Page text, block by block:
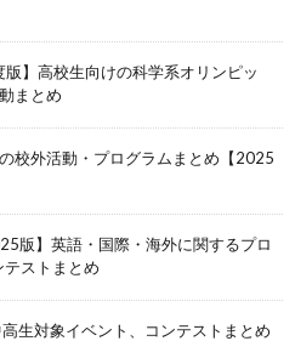
版】高校生向けの科学系オリンピッ
まとめ
校外活動・プログラムまとめ【2025
版】英語・国際・海外に関するプロ
ストまとめ
生対象イベント、コンテストまとめ